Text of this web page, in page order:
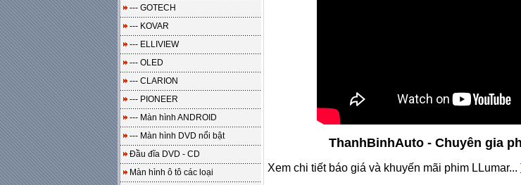
--- GOTECH
--- KOVAR
--- ELLIVIEW
--- OLED
--- CLARION
--- PIONEER
--- Màn hình ANDROID
--- Màn hình DVD nổi bật
Đầu đĩa DVD - CD
Màn hình ô tô các loại
ThanhBinhAuto - Chuyên gia
Xem chi tiết báo giá và khuyến mãi phim LLumar...